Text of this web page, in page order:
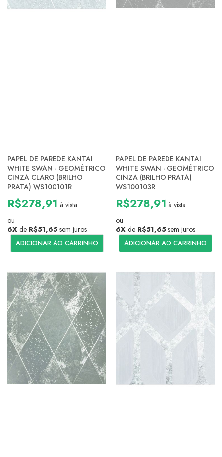
PAPEL DE PAREDE KANTAI
WHITE SWAN - GEOMÉTRICO
CINZA CLARO (BRILHO
PRATA) WS100101R
R$278,91 à vista
ou
6X de R$51,65 sem juros
ADICIONAR AO CARRINHO
PAPEL DE PAREDE KANTAI
WHITE SWAN - GEOMÉTRICO
CINZA (BRILHO PRATA)
WS100103R
R$278,91 à vista
ou
6X de R$51,65 sem juros
ADICIONAR AO CARRINHO